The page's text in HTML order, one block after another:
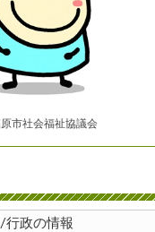
行政の情報